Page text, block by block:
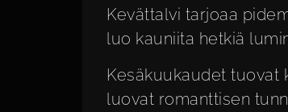
Kevättalvi tarjoaa
luo kauniita hetkiä
Kesäkuukaudet tuovat
luovat romanttisen